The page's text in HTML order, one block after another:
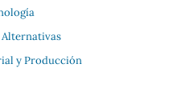
Alternativas
y Producción